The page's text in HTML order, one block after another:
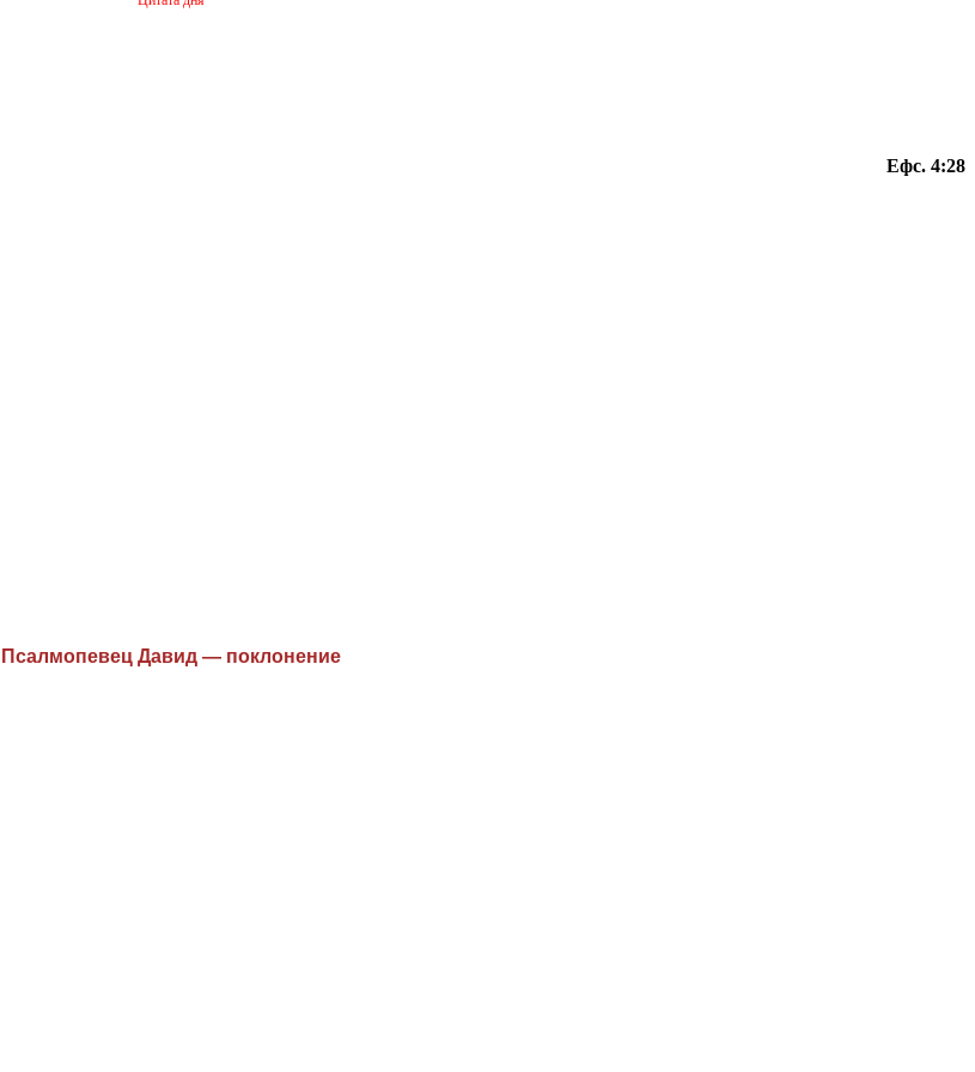
Ефс. 4:28
Псалмопевец Давид — поклонение